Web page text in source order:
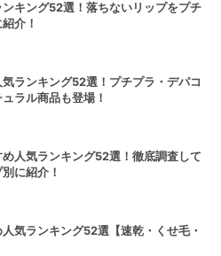
キング52選！落ちないリップをプチ
介！
ランキング52選！プチプラ・デパコ
ラル商品も登場！
人気ランキング52選！徹底調査して
に紹介！
人気ランキング52選【速乾・くせ毛・